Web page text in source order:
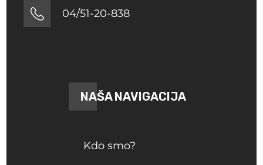
04/51-20-838
NAŠA NAVIGACIJA
Kdo smo?